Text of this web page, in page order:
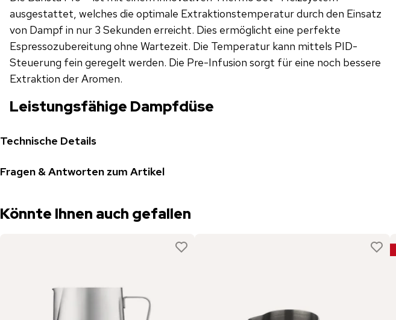
ausgestattet, welches die optimale Extraktionstemperatur durch den Einsatz
von Dampf in nur 3 Sekunden erreicht. Dies ermöglicht eine perfekte
Espressozubereitung ohne Wartezeit. Die Temperatur kann mittels PID-
Steuerung fein geregelt werden. Die Pre-Infusion sorgt für eine noch bessere
Extraktion der Aromen.
Leistungsfähige Dampfdüse
Technische Details
Fragen & Antworten zum Artikel
Könnte Ihnen auch gefallen